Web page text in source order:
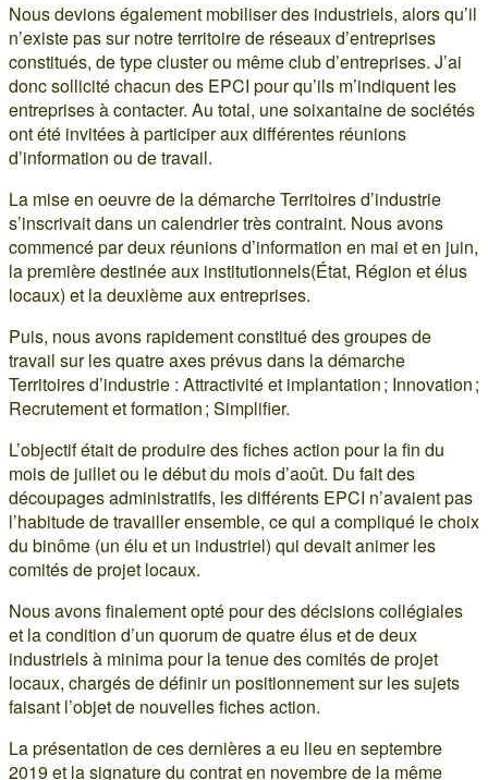
Nous devions également mobiliser des industriels, alors qu’il
n’existe pas sur notre territoire de réseaux d’entreprises
constitués, de type cluster ou même club d’entreprises. J’ai
donc sollicité chacun des EPCI pour qu’ils m’indiquent les
entreprises à contacter. Au total, une soixantaine de sociétés
ont été invitées à participer aux différentes réunions
d’information ou de travail.
La mise en oeuvre de la démarche Territoires d’industrie
s’inscrivait dans un calendrier très contraint. Nous avons
commencé par deux réunions d’information en mai et en juin,
la première destinée aux institutionnels(État, Région et élus
locaux) et la deuxième aux entreprises.
Puis, nous avons rapidement constitué des groupes de
travail sur les quatre axes prévus dans la démarche
Territoires d’industrie : Attractivité et implantation ; Innovation ;
Recrutement et formation ; Simplifier.
L’objectif était de produire des fiches action pour la fin du
mois de juillet ou le début du mois d’août. Du fait des
découpages administratifs, les différents EPCI n’avaient pas
l’habitude de travailler ensemble, ce qui a compliqué le choix
du binôme (un élu et un industriel) qui devait animer les
comités de projet locaux.
Nous avons finalement opté pour des décisions collégiales
et la condition d’un quorum de quatre élus et de deux
industriels à minima pour la tenue des comités de projet
locaux, chargés de définir un positionnement sur les sujets
faisant l’objet de nouvelles fiches action.
La présentation de ces dernières a eu lieu en septembre
2019 et la signature du contrat en novembre de la même